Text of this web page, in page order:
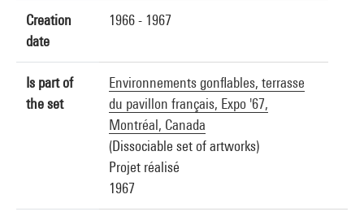
Creation
date
1966 - 1967
Is part of
the set
Environnements gonflables, terrasse
du pavillon français, Expo '67,
Montréal, Canada
(Dissociable set of artworks)
Projet réalisé
1967